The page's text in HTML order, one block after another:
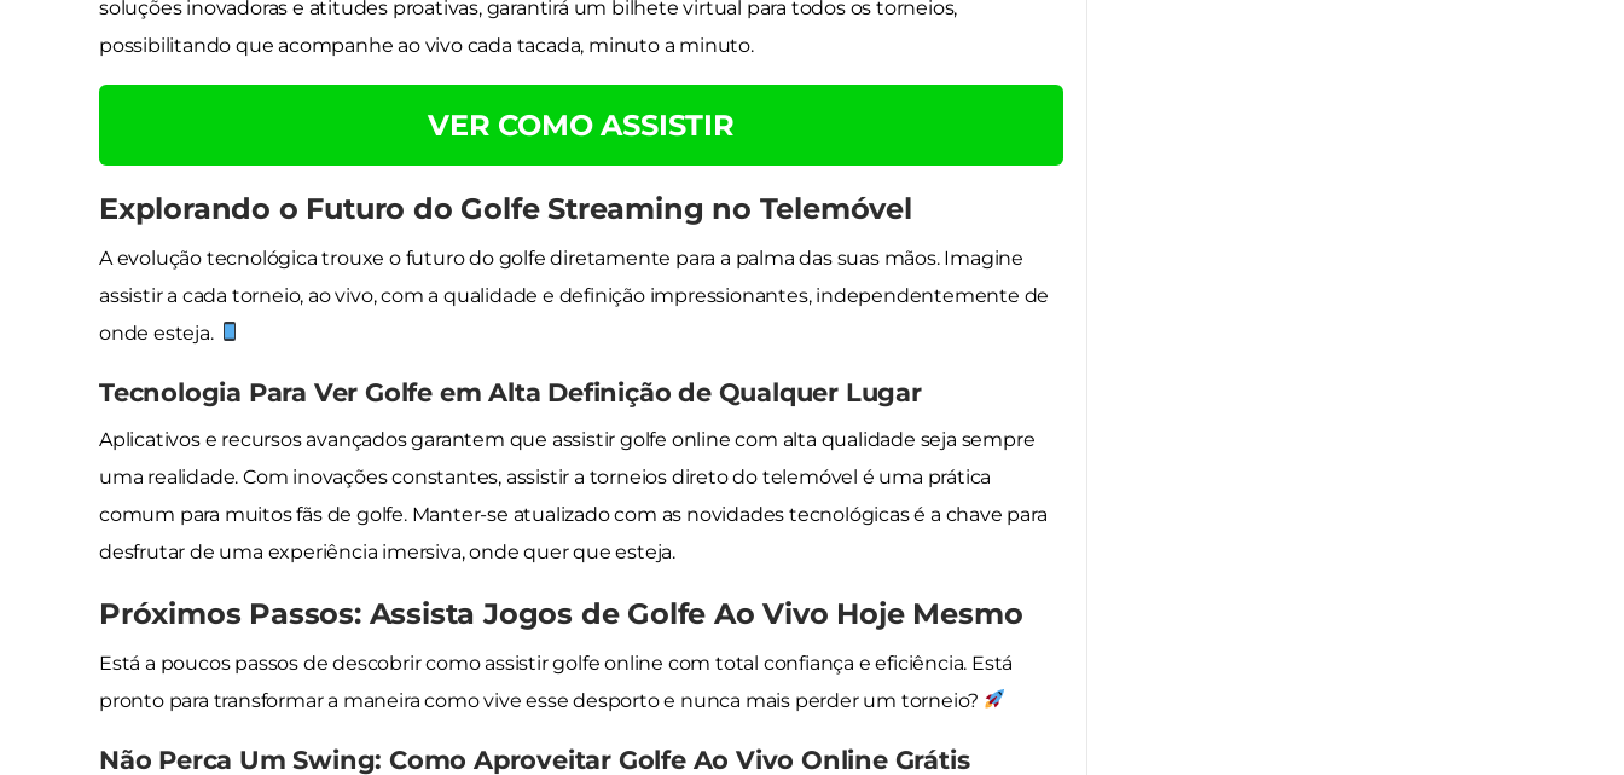
soluções inovadoras e atitudes proativas, garantirá um bilhete virtual para todos os torneios,
possibilitando que acompanhe ao vivo cada tacada, minuto a minuto.
VER COMO ASSISTIR
Explorando o Futuro do Golfe Streaming no Telemóvel
A evolução tecnológica trouxe o futuro do golfe diretamente para a palma das suas mãos. Imagine
assistir a cada torneio, ao vivo, com a qualidade e definição impressionantes, independentemente de
onde esteja.
Tecnologia Para Ver Golfe em Alta Definição de Qualquer Lugar
Aplicativos e recursos avançados garantem que assistir golfe online com alta qualidade seja sempre
uma realidade. Com inovações constantes, assistir a torneios direto do telemóvel é uma prática
comum para muitos fãs de golfe. Manter-se atualizado com as novidades tecnológicas é a chave para
desfrutar de uma experiência imersiva, onde quer que esteja.
Próximos Passos: Assista Jogos de Golfe Ao Vivo Hoje Mesmo
Está a poucos passos de descobrir como assistir golfe online com total confiança e eficiência. Está
pronto para transformar a maneira como vive esse desporto e nunca mais perder um torneio?
Não Perca Um Swing: Como Aproveitar Golfe Ao Vivo Online Grátis